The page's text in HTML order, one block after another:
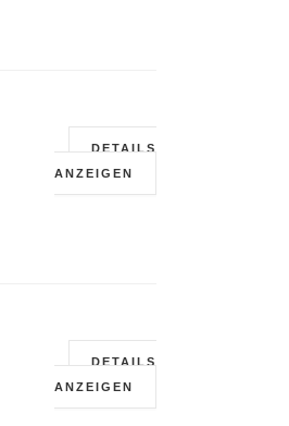
DETAILS
ANZEIGEN
DETAILS
ANZEIGEN